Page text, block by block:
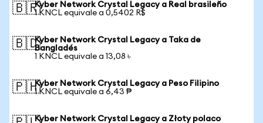
🇧🇷Kyber Network Crystal Legacy a Real brasileño
1 KNCL equivale a 0,5402 R$
🇧🇩Kyber Network Crystal Legacy a Taka de
Bangladés
1 KNCL equivale a 13,08 ৳
🇵🇭Kyber Network Crystal Legacy a Peso Filipino
1 KNCL equivale a 6,43 ₱
Kyber Network Crystal Legacy a Złoty polaco